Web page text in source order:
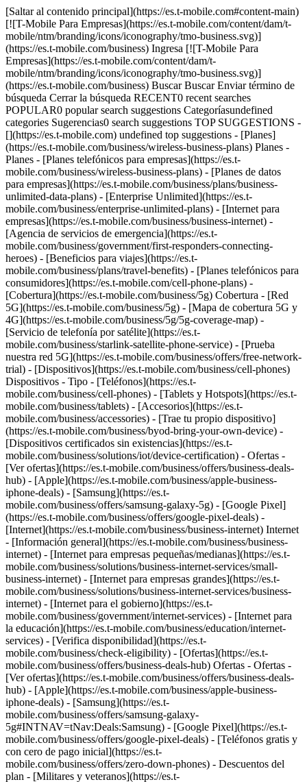
[Saltar al contenido principal](https://es.t-mobile.com#content-main)
[![T-Mobile Para Empresas](https://es.t-mobile.com/content/dam/t-
mobile/ntm/branding/icons/iconography/tmo-business.svg)]
(https://es.t-mobile.com/business) Ingresa [![T-Mobile Para
Empresas](https://es.t-mobile.com/content/dam/t-
mobile/ntm/branding/icons/iconography/tmo-business.svg)]
(https://es.t-mobile.com/business) Buscar Buscar Enviar término de
búsqueda Cerrar la búsqueda RECENT0 recent searches
POPULAR0 popular search suggestions Categoríasundefined
categories Sugerencias0 search suggestions TOP SUGGESTIONS -
[](https://es.t-mobile.com) undefined top suggestions - [Planes]
(https://es.t-mobile.com/business/wireless-business-plans) Planes -
Planes - [Planes telefónicos para empresas](https://es.t-
mobile.com/business/wireless-business-plans) - [Planes de datos
para empresas](https://es.t-mobile.com/business/plans/business-
unlimited-data-plans) - [Enterprise Unlimited](https://es.t-
mobile.com/business/enterprise-unlimited-plans) - [Internet para
empresas](https://es.t-mobile.com/business/business-internet) -
[Agencia de servicios de emergencia](https://es.t-
mobile.com/business/government/first-responders-connecting-
heroes) - [Beneficios para viajes](https://es.t-
mobile.com/business/plans/travel-benefits) - [Planes telefónicos para
consumidores](https://es.t-mobile.com/cell-phone-plans) -
[Cobertura](https://es.t-mobile.com/business/5g) Cobertura - [Red
5G](https://es.t-mobile.com/business/5g) - [Mapa de cobertura 5G y
4G](https://es.t-mobile.com/business/5g/5g-coverage-map) -
[Servicio de telefonía por satélite](https://es.t-
mobile.com/business/starlink-satellite-phone-service) - [Prueba
nuestra red 5G](https://es.t-mobile.com/business/offers/free-network-
trial) - [Dispositivos](https://es.t-mobile.com/business/cell-phones)
Dispositivos - Tipo - [Teléfonos](https://es.t-
mobile.com/business/cell-phones) - [Tablets y Hotspots](https://es.t-
mobile.com/business/tablets) - [Accesorios](https://es.t-
mobile.com/business/accessories) - [Trae tu propio dispositivo]
(https://es.t-mobile.com/business/byod-bring-your-own-device) -
[Dispositivos certificados sin existencias](https://es.t-
mobile.com/business/solutions/iot/device-certification) - Ofertas -
[Ver ofertas](https://es.t-mobile.com/business/offers/business-deals-
hub) - [Apple](https://es.t-mobile.com/business/apple-business-
iphone-deals) - [Samsung](https://es.t-
mobile.com/business/offers/samsung-galaxy-5g) - [Google Pixel]
(https://es.t-mobile.com/business/offers/google-pixel-deals) -
[Internet](https://es.t-mobile.com/business/business-internet) Internet
- [Información general](https://es.t-mobile.com/business/business-
internet) - [Internet para empresas pequeñas/medianas](https://es.t-
mobile.com/business/solutions/business-internet-services/small-
business-internet) - [Internet para empresas grandes](https://es.t-
mobile.com/business/solutions/business-internet-services/business-
internet) - [Internet para el gobierno](https://es.t-
mobile.com/business/government/internet-services) - [Internet para
la educación](https://es.t-mobile.com/business/education/internet-
services) - [Verifica disponibilidad](https://es.t-
mobile.com/business/check-eligibility) - [Ofertas](https://es.t-
mobile.com/business/offers/business-deals-hub) Ofertas - Ofertas -
[Ver ofertas](https://es.t-mobile.com/business/offers/business-deals-
hub) - [Apple](https://es.t-mobile.com/business/apple-business-
iphone-deals) - [Samsung](https://es.t-
mobile.com/business/offers/samsung-galaxy-
5g#INTNAV=tNav:Deals:Samsung) - [Google Pixel](https://es.t-
mobile.com/business/offers/google-pixel-deals) - [Teléfonos gratis y
con cero de pago inicial](https://es.t-
mobile.com/business/offers/zero-down-phones) - Descuentos del
plan - [Militares y veteranos](https://es.t-